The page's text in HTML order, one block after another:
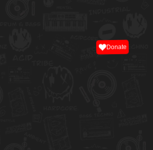
Donate